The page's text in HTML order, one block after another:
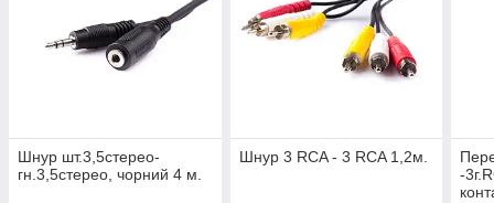
Шнур шт.3,5стерео-
гн.3,5стерео, чорний 4 м.
Шнур 3 RCA - 3 RCA 1,2м.
-